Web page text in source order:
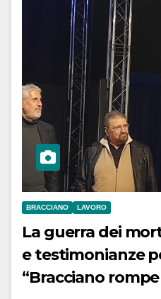
BRACCIANO LAVORO
La guerra dei
e testimonianze
“Bracciano